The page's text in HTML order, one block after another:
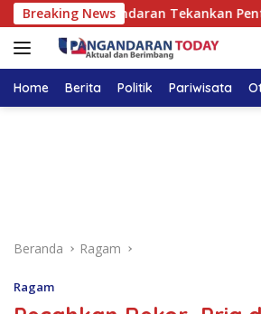
Langsung
ke
konten
Breaking News
Pangandaran Tekankan
Home Berita Politik Pariwisata
Beranda Ragam
Ragam